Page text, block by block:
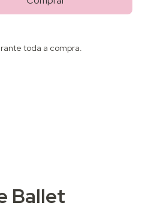
toda a compra.
Ballet